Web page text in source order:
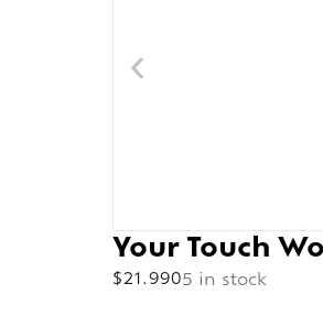
Your Touch
$21.9905 in stock